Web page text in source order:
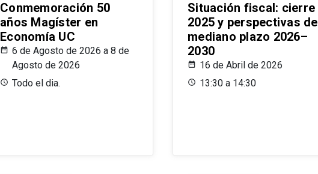
Conmemoración 50
años Magíster en
Economía UC
6 de Agosto de 2026 a 8 de
Agosto de 2026
Todo el dia.
Situación fiscal: cierre
2025 y perspectivas de
mediano plazo 2026–
2030
16 de Abril de 2026
13:30 a 14:30